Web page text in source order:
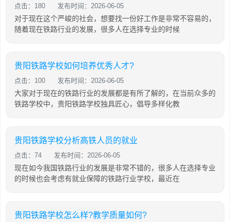
点击：180 发布时间：2026-06-05
对于现在这个严峻的社会，想要找一份好工作是非常不容易的，
随着现在铁路行业的发展，很多人在选择专业的时候
贵阳铁路学校如何培养优秀人才?
点击：100 发布时间：2026-06-05
大家对于现在的铁路行业的发展都是有所了解的，在当前众多的
铁路学校中，贵阳铁路学校独具匠心，倡导多样化教
贵阳铁路学校分析高铁人员的就业
点击：74 发布时间：2026-06-05
现在如今我国铁路行业的发展是非常不错的，很多人在选择专业
的时候也会考虑有就业保障的铁路行业学校，最近在
贵阳铁路学校怎么样?教学质量如何?